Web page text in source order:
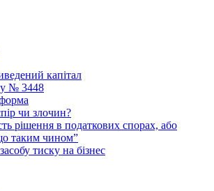
капітал
№ 3448
чи злочин?
рішення в податкових спорах, або
таким чином”
тиску на бізнес